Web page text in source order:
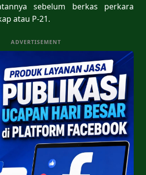
sebelum berkas perkara
atau P-21.
ADVERTISEMENT